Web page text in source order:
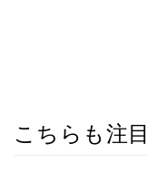
こちらも注目